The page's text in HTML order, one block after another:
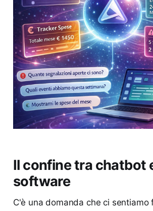
Il confine tra chatbot
software
C'è una domanda che ci sentiamo